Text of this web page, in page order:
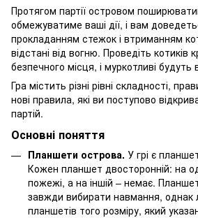
Протягом партії островом
обмежуватиме ваші дії, і вам
прокладанням стежок і втриманням
відстані від вогню. Проведіть котиків
безпечного місця, і муркотливі будуть
Гра містить різні рівні складності,
нові правила, які ви поступово
партій.
Основні поняття
Планшети острова. У грі є
Кожен планшет двосторонній: на
пожежі, а на іншій – немає.
завжди вибирати навмання, однак
планшетів того розміру, який